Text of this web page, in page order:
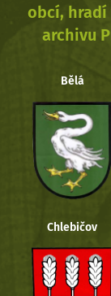
obcí, hradí
archivu
Bělá
Chlebičov